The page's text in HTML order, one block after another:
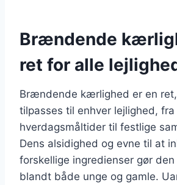
Brændende
ret for alle
Brændende kærlighed er en
tilpasses til enhver lejlighed, fra
hverdagsmåltider til festlige
Dens alsidighed og evne til at
forskellige ingredienser gør
blandt både unge og gamle.